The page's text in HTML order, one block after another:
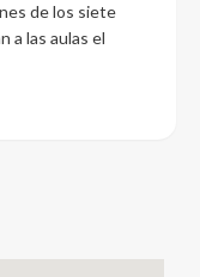
de los siete
a las aulas el